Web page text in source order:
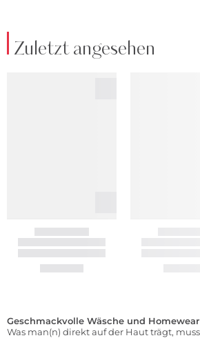
Zuletzt angesehen
Geschmackvolle Wäsche und
Was man(n) direkt auf der Haut trägt,